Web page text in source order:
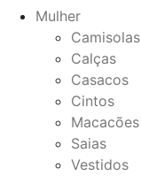
Mulher
Camisolas
Calças
Casacos
Cintos
Macacões
Saias
Vestidos